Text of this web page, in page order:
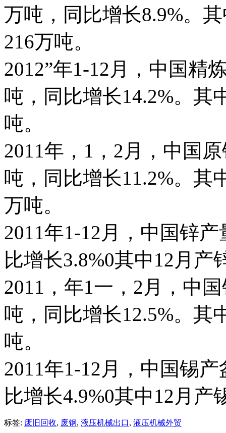
万吨，同比增长8.9%。
216万吨。
2012”年1-12月，中国精
吨，同比增长14.2%。其
吨。
2011年，1，2月，中国
吨，同比增长11.2%。其
万吨。
2011年1-12月，中国锌
比增长3.8%0其中12月产
2011，年1一，2月，中
吨，同比增长12.5%。其
吨。
2011年1-12月，中国锡
比增长4.9%0其中12月产
标签: 废旧回收, 废钢, 液压机械出口, 液压机械外贸